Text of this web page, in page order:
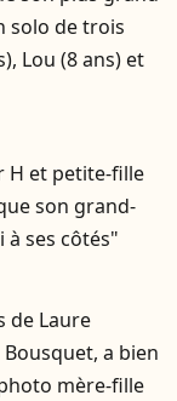
solo de trois
Lou (8 ans) et
H et petite-fille
son grand-
à ses côtés"
de Laure
a bien
mère-fille